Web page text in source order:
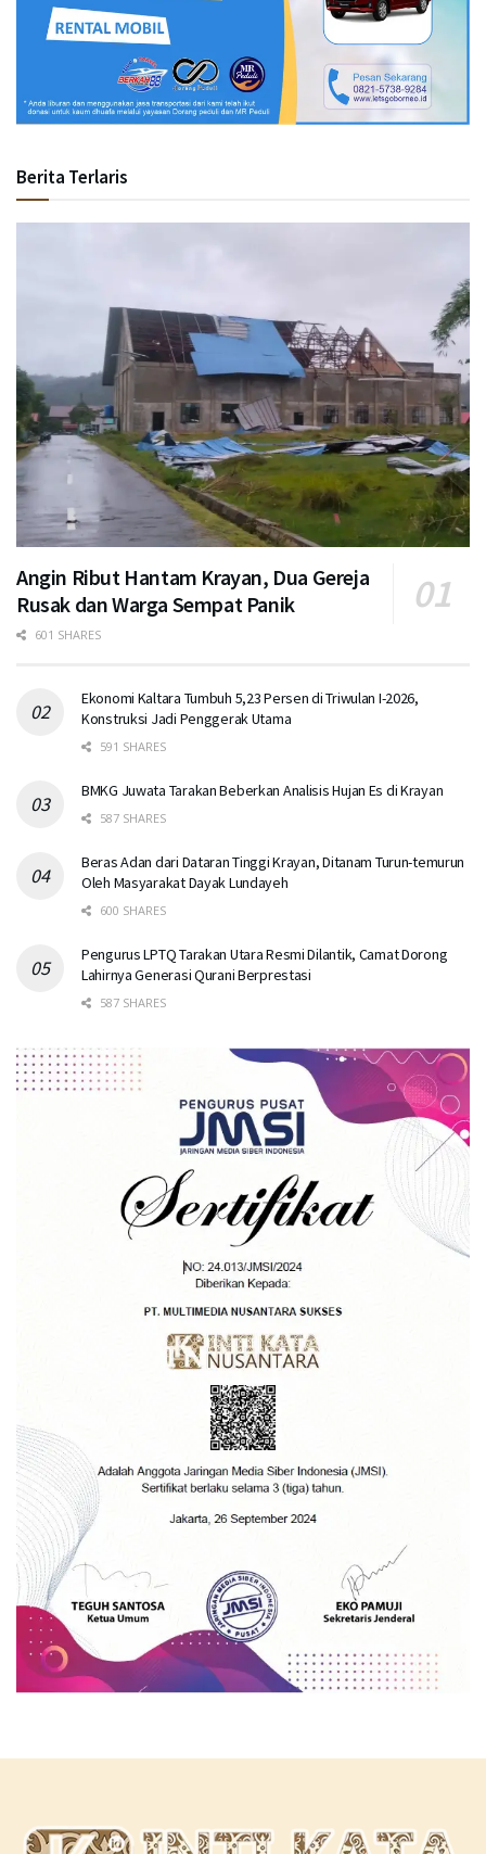
Berita Terlaris
Angin Ribut Hantam Krayan, Dua Gereja
Rusak dan Warga Sempat Panik
601 SHARES
Ekonomi Kaltara Tumbuh 5,23 Persen di Triwulan I-2026,
Konstruksi Jadi Penggerak Utama
591 SHARES
BMKG Juwata Tarakan Beberkan Analisis Hujan Es di Krayan
587 SHARES
Beras Adan dari Dataran Tinggi Krayan, Ditanam Turun-temurun
Oleh Masyarakat Dayak Lundayeh
600 SHARES
Pengurus LPTQ Tarakan Utara Resmi Dilantik, Camat Dorong
Lahirnya Generasi Qurani Berprestasi
587 SHARES